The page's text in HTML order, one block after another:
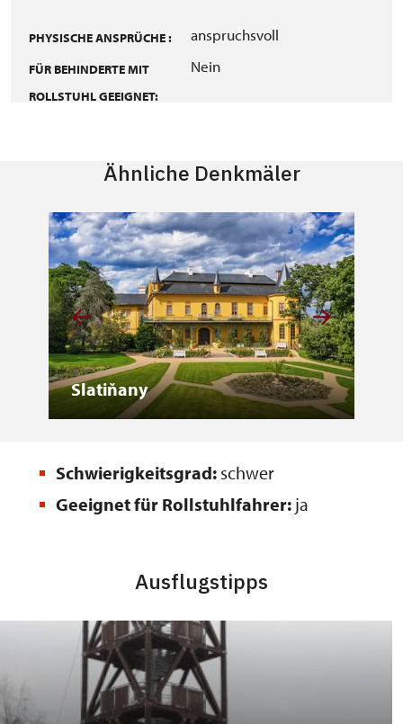
PHYSISCHE ANSPRÜCHE : anspruchsvoll
FÜR BEHINDERTE MIT
ROLLSTUHL GEEIGNET:
Nein
Ähnliche Denkmäler
Slatiňany
Schwierigkeitsgrad: schwer
Geeignet für Rollstuhlfahrer: ja
Ausflugstipps